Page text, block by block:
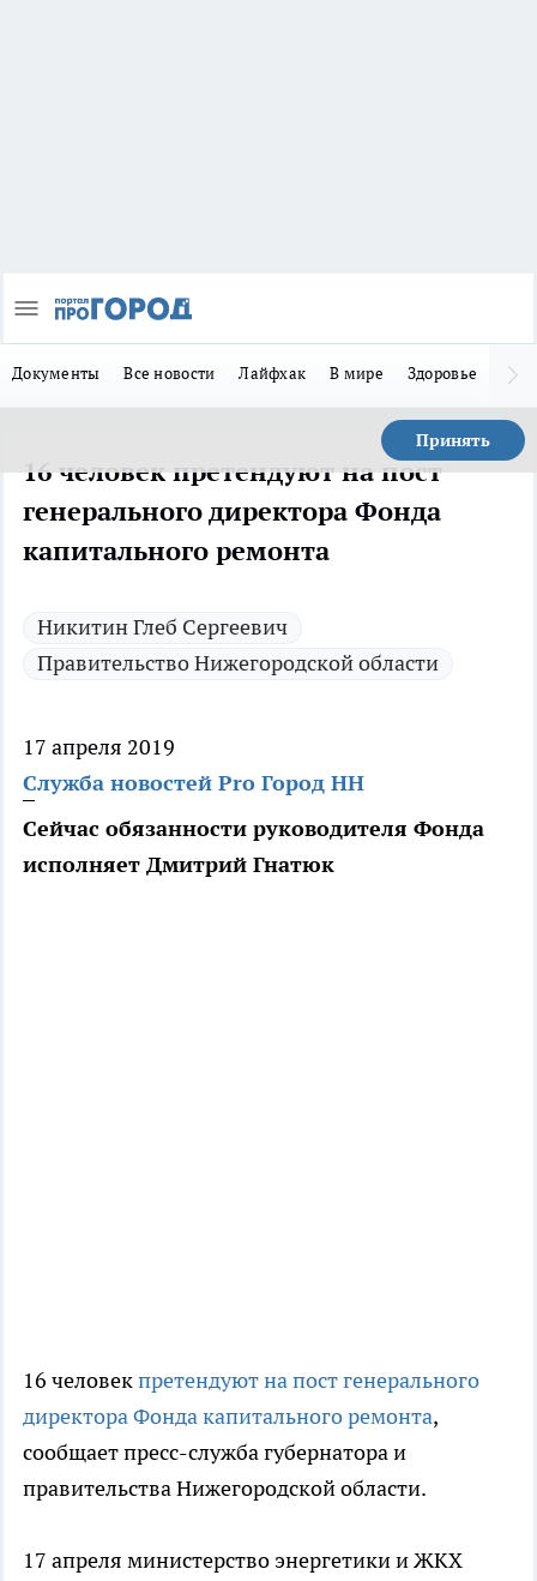
Документы Все новости Лайфхак В мире Здоровье
Принять
16 человек претендуют на пост
генерального директора Фонда
капитального ремонта
Никитин Глеб Сергеевич
Правительство Нижегородской области
17 апреля 2019
Служба новостей Pro Город НН
Сейчас обязанности руководителя Фонда
исполняет Дмитрий Гнатюк
16 человекпретендуют на пост генерального
директора Фонда капитального ремонта,
сообщает пресс-служба губернатора и
правительства Нижегородской области.
17 апреля министерство энергетики и ЖКХ